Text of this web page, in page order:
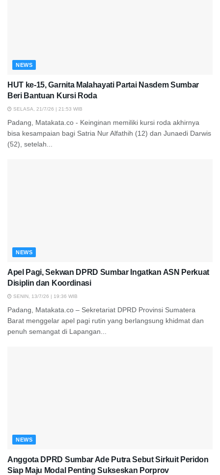
NEWS
HUT ke-15, Garnita Malahayati Partai Nasdem Sumbar
Beri Bantuan Kursi Roda
SELASA, 21/7/26 | 21:53 WIB
Padang, Matakata.co - Keinginan memiliki kursi roda akhirnya
bisa kesampaian bagi Satria Nur Alfathih (12) dan Junaedi Darwis
(52), setelah...
NEWS
Apel Pagi, Sekwan DPRD Sumbar Ingatkan ASN Perkuat
Disiplin dan Koordinasi
SENIN, 13/7/26 | 19:36 WIB
Padang, Matakata.co – Sekretariat DPRD Provinsi Sumatera
Barat menggelar apel pagi rutin yang berlangsung khidmat dan
penuh semangat di Lapangan...
NEWS
Anggota DPRD Sumbar Ade Putra Sebut Sirkuit Peridon
Siap Maju Modal Penting Sukseskan Porprov